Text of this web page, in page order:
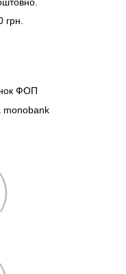
ФОП
monobank